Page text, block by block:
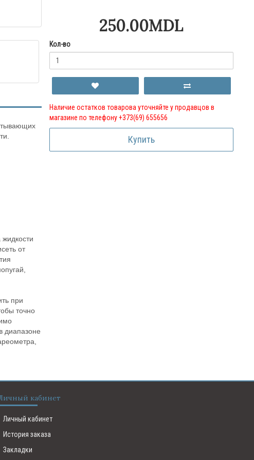
от
при
точно
диапазоне
250.00MDL
Кол-во
Наличие остатков товарова уточняйте у продавцов в
магазине по телефону +373(69) 655656
Купить
кабинет
Личный кабинет
История заказа
Закладки